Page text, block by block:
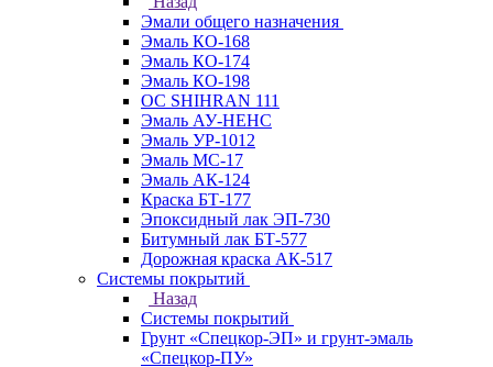
Эмали общего назначения
Эмаль КО-168
Эмаль КО-174
Эмаль КО-198
ОС SHIHRAN 111
Эмаль АУ-НЕНС
Эмаль УР-1012
Эмаль МС-17
Эмаль АК-124
Краска БТ-177
Эпоксидный лак ЭП-730
Битумный лак БТ-577
Дорожная краска АК-517
Системы покрытий
Назад
Системы покрытий
Грунт «Спецкор-ЭП» и грунт-эмаль
«Спецкор-ПУ»